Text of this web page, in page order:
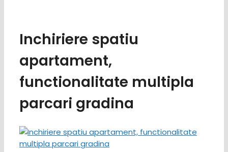
Inchiriere spatiu
apartament,
functionalitate multipla
parcari gradina